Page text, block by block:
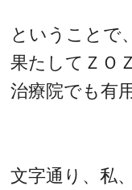
ということで、
果たしてＺＯ
治療院でも有
文字通り、私